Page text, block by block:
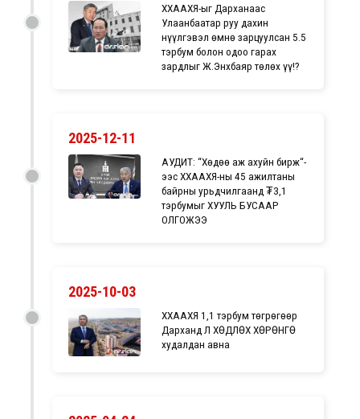
ХХААХҮЯ-ыг Дарханаас
Улаанбаатар руу дахин
нүүлгэвэл өмнө зарцуулсан 5.5
тэрбум болон одоо гарах
зардлыг Ж.Энхбаяр төлөх үү!?
2025-12-11
АУДИТ: “Хөдөө аж ахуйн бирж“-
ээс ХХААХҮЯ-ны 45 ажилтаны
байрны урьдчилгаанд ₮3,1
тэрбумыг ХУУЛЬ БУСААР
ОЛГОЖЭЭ
2025-10-03
ХХААХҮЯ 1,1 тэрбум төгрөгөөр
Дарханд ҮЛ ХӨДЛӨХ ХӨРӨНГӨ
худалдан авна